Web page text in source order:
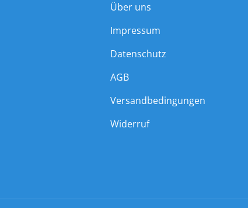
Über uns
Impressum
Datenschutz
AGB
Versandbedingungen
Widerruf